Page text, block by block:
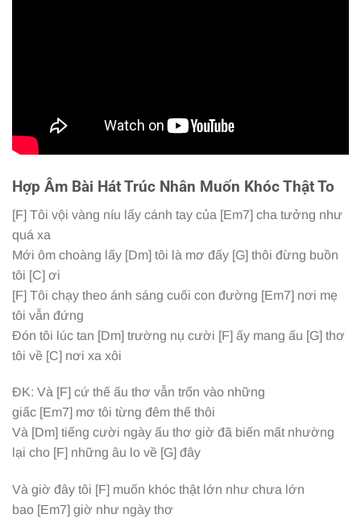
Hợp Âm Bài Hát Trúc Nhân Muốn Khóc Thật To
[F] Tôi vội vàng níu lấy cánh tay của [Em7] cha tưởng như
quá xa
Mới ôm choàng lấy [Dm] tôi là mơ đấy [G] thôi đừng buồn
tôi [C] ơi
[F] Tôi chạy theo ánh sáng cuối con đường [Em7] nơi mẹ
tôi vẫn đứng
Đón tôi lúc tan [Dm] trường nụ cười [F] ấy mang ấu [G] thơ
tôi về [C] nơi xa xôi
ĐK: Và [F] cứ thế ấu thơ vẫn trốn vào những
giấc [Em7] mơ tôi từng đêm thế thôi
Và [Dm] tiếng cười ngày ấu thơ giờ đã biến mất nhường
lại cho [F] những âu lo về [G] đây
Và giờ đây tôi [F] muốn khóc thật lớn như chưa lớn
bao [Em7] giờ như ngày thơ